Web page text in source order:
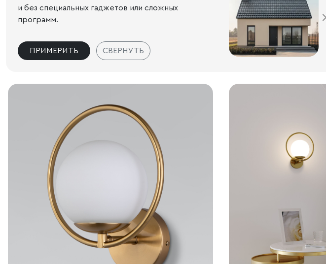
и без специальных гаджетов или сложных
программ.
ПРИМЕРИТЬ СВЕРНУТЬ